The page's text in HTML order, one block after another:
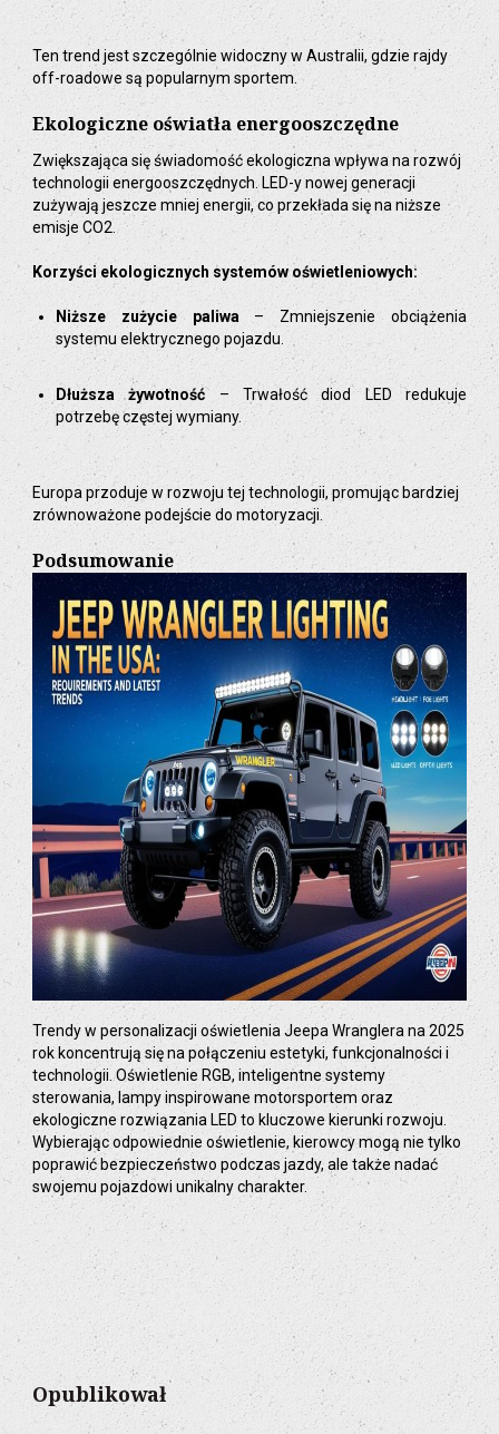
Ten trend jest szczególnie widoczny w Australii, gdzie rajdy
off-roadowe są popularnym sportem.
Ekologiczne oświatła energooszczędne
Zwiększająca się świadomość ekologiczna wpływa na rozwój
technologii energooszczędnych. LED-y nowej generacji
zużywają jeszcze mniej energii, co przekłada się na niższe
emisje CO2.
Korzyści ekologicznych systemów oświetleniowych:
Niższe zużycie paliwa – Zmniejszenie obciążenia
systemu elektrycznego pojazdu.
Dłuższa żywotność– Trwałość diod LED redukuje
potrzebę częstej wymiany.
Europa przoduje w rozwoju tej technologii, promując bardziej
zrównoważone podejście do motoryzacji.
Podsumowanie
Trendy w personalizacji oświetlenia Jeepa Wranglera na 2025
rok koncentrują się na połączeniu estetyki, funkcjonalności i
technologii. Oświetlenie RGB, inteligentne systemy
sterowania, lampy inspirowane motorsportem oraz
ekologiczne rozwiązania LED to kluczowe kierunki rozwoju.
Wybierając odpowiednie oświetlenie, kierowcy mogą nie tylko
poprawić bezpieczeństwo podczas jazdy, ale także nadać
swojemu pojazdowi unikalny charakter.
Opublikował